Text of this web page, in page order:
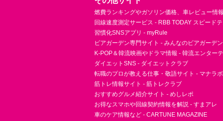
燃費ランキングやガソリン価格、車レビュー情
回線速度測定サービス - RBB TODAY スピードテ
習慣化SNSアプリ - myRule
ビアガーデン専門サイト - みんなのビアガーデ
K-POP＆韓流映画やドラマ情報 - 韓流エンター
ダイエットSNS - ダイエットクラブ
転職のプロが教える仕事・敬語サイト - マナラボ
筋トレ情報サイト - 筋トレクラブ
おすすめグルメ紹介サイト - めしレポ
お得なスマホや回線契約情報を解説 - すまアレ
車のケア情報など - CARTUNE MAGAZINE